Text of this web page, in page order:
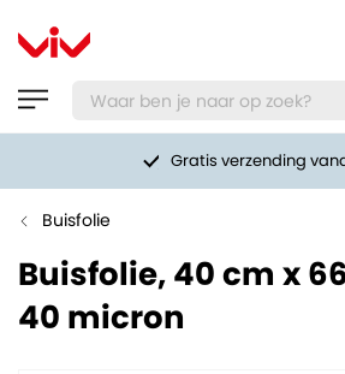
Gratis verzending
Buisfolie
Buisfolie, 40 cm x
40 micron